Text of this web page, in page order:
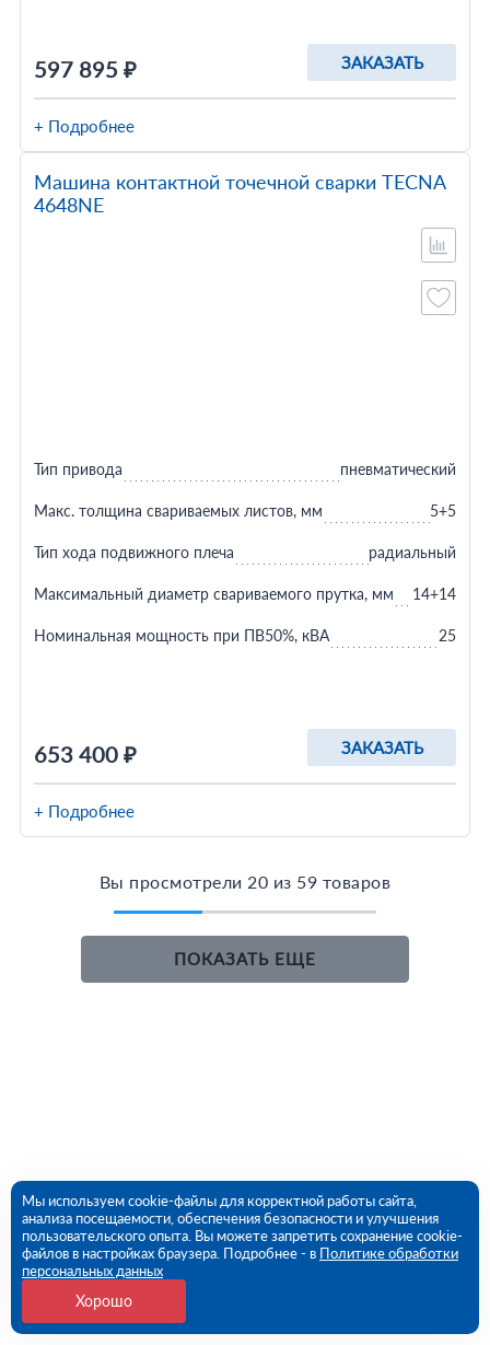
597 895 ₽ ЗАКАЗАТЬ
+ Подробнее
Машина контактной точечной сварки TECNA
4648NE
653 400 ₽ ЗАКАЗАТЬ
Тип привода пневматический
Макс. толщина свариваемых листов, мм 5+5
Тип хода подвижного плеча радиальный
Максимальный диаметр свариваемого прутка, мм 14+14
Номинальная мощность при ПВ50%, кВА 25
+ Подробнее
Вы просмотрели 20 из 59 товаров
ПОКАЗАТЬ ЕЩЕ
Мы используем cookie-файлы для корректной работы сайта,
анализа посещаемости, обеспечения безопасности и улучшения
пользовательского опыта. Вы можете запретить сохранение cookie-
файлов в настройках браузера. Подробнее - в Политике обработки
персональных данных
Хорошо